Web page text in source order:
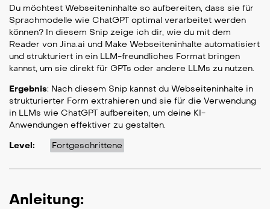
Du möchtest Webseiteninhalte so aufbereiten, dass sie für
Sprachmodelle wie ChatGPT optimal verarbeitet werden
können? In diesem Snip zeige ich dir, wie du mit dem
Reader von Jina.ai und Make Webseiteninhalte automatisiert
und strukturiert in ein LLM-freundliches Format bringen
kannst, um sie direkt für GPTs oder andere LLMs zu nutzen.
Ergebnis: Nach diesem Snip kannst du Webseiteninhalte in
strukturierter Form extrahieren und sie für die Verwendung
in LLMs wie ChatGPT aufbereiten, um deine KI-
Anwendungen effektiver zu gestalten.
Level:
Fortgeschrittene
Anleitung: